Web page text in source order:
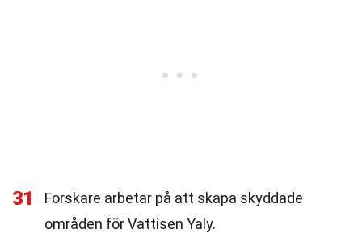
31
Forskare arbetar på att skapa skyddade
områden för Vattisen Yaly.